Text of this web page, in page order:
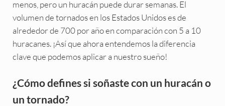
menos, pero un huracán puede durar semanas. El
volumen de tornados en los Estados Unidos es de
alrededor de 700 por año en comparación con 5 a 10
huracanes. ¡Así que ahora entendemos la diferencia
clave que podemos aplicar a nuestro sueño!
¿Cómo defines si soñaste con un huracán o
un tornado?